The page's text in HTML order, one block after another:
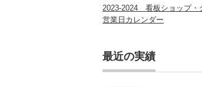
2023-2024 看板ショップ・
営業日カレンダー
最近の実績